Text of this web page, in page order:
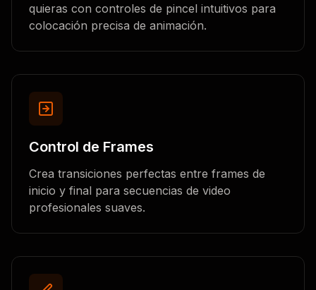
quieras con controles de pincel intuitivos para
colocación precisa de animación.
Control de Frames
Crea transiciones perfectas entre frames de
inicio y final para secuencias de video
profesionales suaves.